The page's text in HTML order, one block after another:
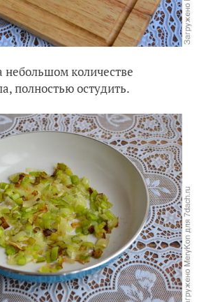
небольшом количестве
полностью остудить.